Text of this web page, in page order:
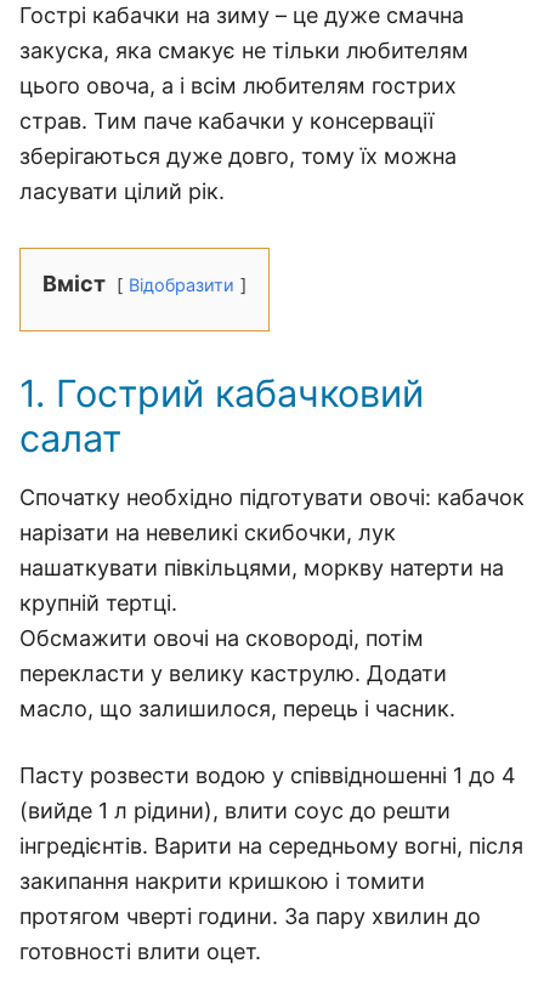
Гострі кабачки на зиму – це дуже смачна
закуска, яка смакує не тільки любителям
цього овоча, а і всім любителям гострих
страв. Тим паче кабачки у консервації
зберігаються дуже довго, тому їх можна
ласувати цілий рік.
Вміст Відобразити
1. Гострий кабачковий
салат
Спочатку необхідно підготувати овочі: кабачок
нарізати на невеликі скибочки, лук
нашаткувати півкільцями, моркву натерти на
крупній тертці.
Обсмажити овочі на сковороді, потім
перекласти у велику каструлю. Додати
масло, що залишилося, перець і часник.
Пасту розвести водою у співвідношенні 1 до 4
(вийде 1 л рідини), влити соус до решти
інгредієнтів. Варити на середньому вогні, після
закипання накрити кришкою і томити
протягом чверті години. За пару хвилин до
готовності влити оцет.